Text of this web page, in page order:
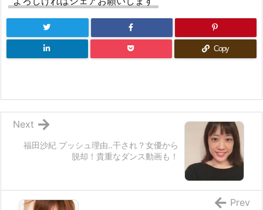
Copy
福田沙紀 プッシュ理由..干され？女優から
脱却！貴重なダンス動画も！
Next
Prev